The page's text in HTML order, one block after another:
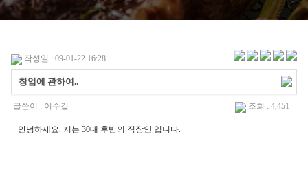
작성일 : 09-01-22 16:28
창업에 관하여..
글쓴이 : 이수길 조회 : 4,451
안녕하세요. 저는 30대 후반의 직장인 입니다.